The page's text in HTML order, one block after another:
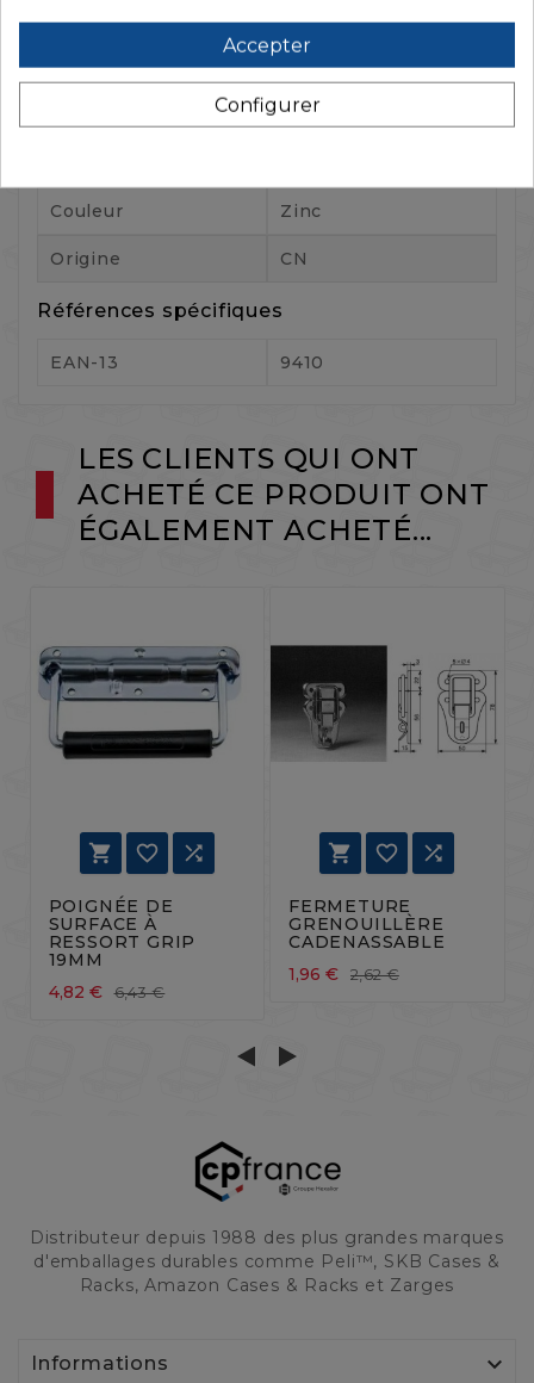
Référence fabricant : C1352Z
Fiche technique
Acier
Couleur Zinc
Origine CN
Références spécifiques
EAN-13 9410
LES CLIENTS QUI ONT
ACHETÉ CE PRODUIT ONT
ÉGALEMENT ACHETÉ...
  
POIGNÉE DE
SURFACE À
RESSORT GRIP
19MM
4,82 €
6,43 €
  
FERMETURE
GRENOUILLÈRE
CADENASSABLE
1,96 €
2,62 €
Distributeur depuis 1988 des plus grandes marques
d'emballages durables comme Peli™, SKB Cases &
Racks, Amazon Cases & Racks et Zarges
Informations 
Accepter
Configurer